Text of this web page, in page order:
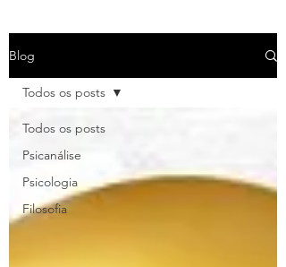
Blog
Todos os posts
Psicanálise
Psicologia
Filosofia
Todos os posts